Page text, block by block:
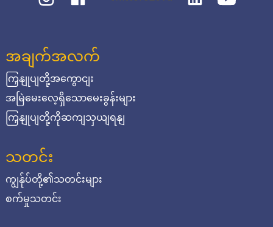
အချက်အလက်
ကြှနျုပျတို့အကွောငျး
အမြဲမေးလေ့ရှိသောမေးခွန်းများ
ကြှနျုပျတို့ကိုဆကျသှယျရနျ
သတင်း
ကျွန်ုပ်တို့၏သတင်းများ
စက်မှုသတင်း